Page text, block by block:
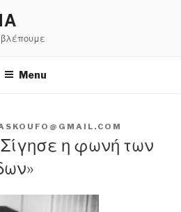
βλέπουμε
Menu
η φωνή των